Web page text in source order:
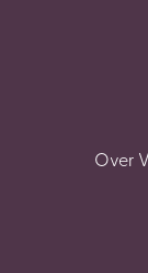
Over